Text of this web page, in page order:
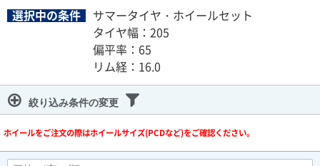
選択中の条件
サマータイヤ・ホイールセット
タイヤ幅：205
偏平率：65
リム経：16.0
絞り込み条件の変更
ホイールをご注文の際はホイールサイズ(PCDなど)をご確認ください。